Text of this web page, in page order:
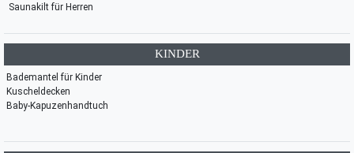
Saunakilt für Herren
KINDER
Bademantel für Kinder
Kuscheldecken
Baby-Kapuzenhandtuch